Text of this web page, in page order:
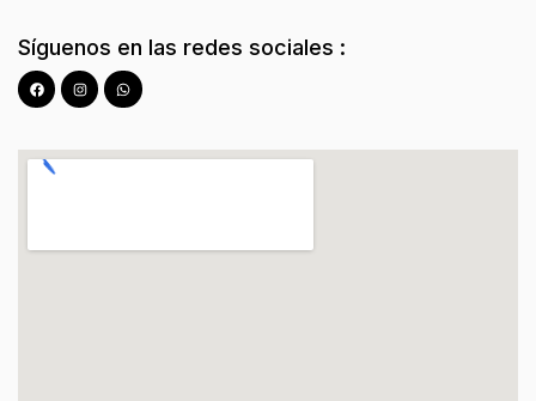
Síguenos en las redes sociales :